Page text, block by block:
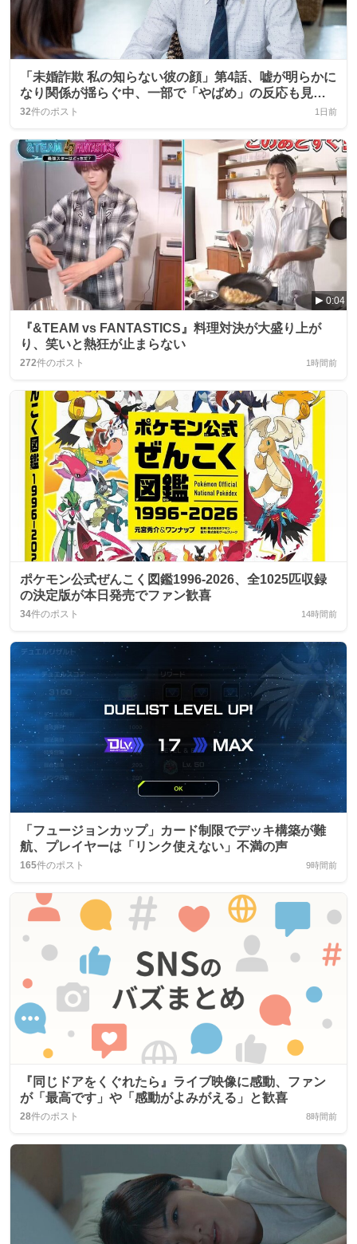
「未婚詐欺 私の知らない彼の顔」第4話、嘘が明らかに
なり関係が揺らぐ中、一部で「やばめ」の反応も見ら
れる
32件のポスト 1日前
0:04
『&TEAM vs FANTASTICS』料理対決が大盛り上が
り、笑いと熱狂が止まらない
272件のポスト 1時間前
ポケモン公式ぜんこく図鑑1996-2026、全1025匹収録
の決定版が本日発売でファン歓喜
34件のポスト 14時間前
「フュージョンカップ」カード制限でデッキ構築が難
航、プレイヤーは「リンク使えない」不満の声
165件のポスト 9時間前
『同じドアをくぐれたら』ライブ映像に感動、ファン
が「最高です」や「感動がよみがえる」と歓喜
28件のポスト 8時間前